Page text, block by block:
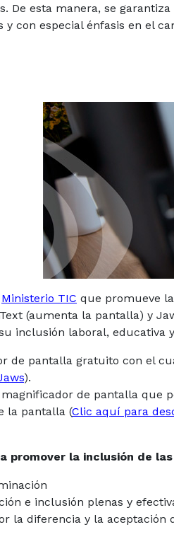
De esta manera, se
y con especial énfasis en el
Ministerio TIC que promueve
(aumenta la pantalla) y
inclusión laboral, educativa
de pantalla gratuito con el
).
de pantalla que
la pantalla (Clic aquí para
promover la inclusión de
e inclusión plenas y
la diferencia y la aceptación